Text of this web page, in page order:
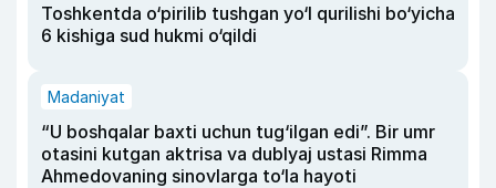
Toshkentda o‘pirilib tushgan yo‘l qurilishi bo‘yicha
6 kishiga sud hukmi o‘qildi
Madaniyat
“U boshqalar baxti uchun tug‘ilgan edi”. Bir umr
otasini kutgan aktrisa va dublyaj ustasi Rimma
Ahmedovaning sinovlarga to‘la hayoti